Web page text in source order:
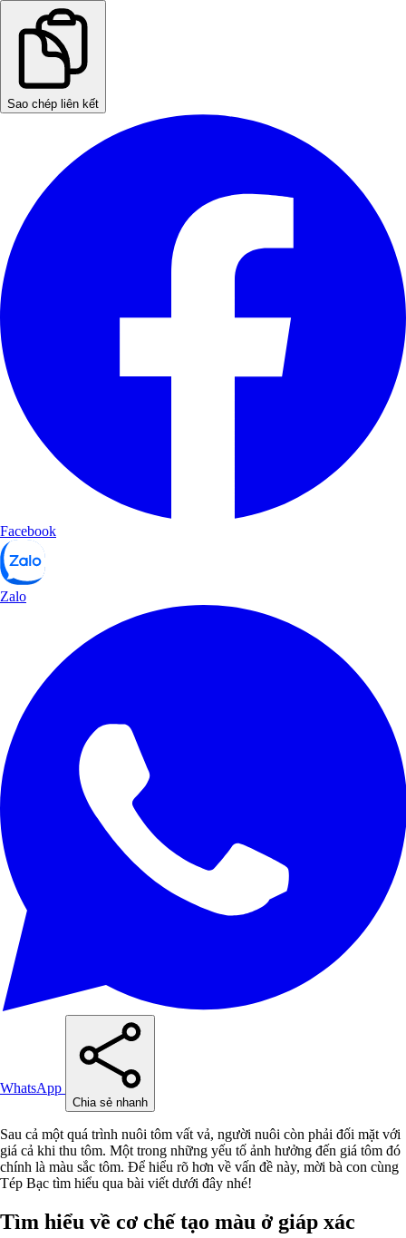
Sao chép liên kết
Facebook
Zalo
WhatsApp
Chia sẻ nhanh
Sau cả một quá trình nuôi tôm vất vả, người nuôi còn phải đối mặt với
giá cả khi thu tôm. Một trong những yếu tố ảnh hưởng đến giá tôm đó
chính là màu sắc tôm. Để hiểu rõ hơn về vấn đề này, mời bà con cùng
Tép Bạc tìm hiểu qua bài viết dưới đây nhé!
Tìm hiểu về cơ chế tạo màu ở giáp xác